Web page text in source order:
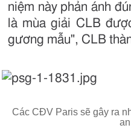
niệm này phản ánh
là mùa giải CLB
gương mẫu", CLB
Các CĐV Paris sẽ gây ra